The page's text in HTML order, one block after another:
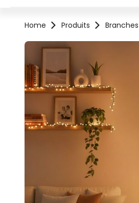
Home Produits
Ignorer la galerie d'images